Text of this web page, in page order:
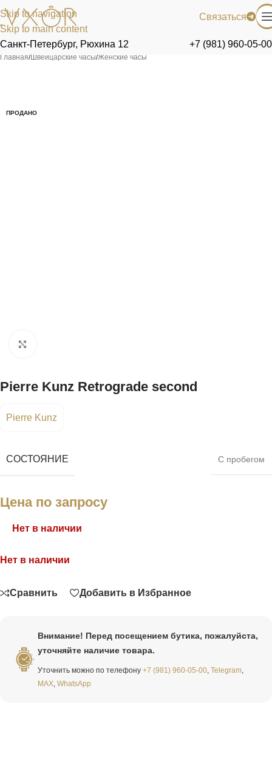
Skip to navigation
Skip to main content
Связаться
Санкт-Петербург, Рюхина 12 +7 (981) 960-05-00
Главная/Швейцарские часы/Женские часы
ПРОДАНО
Pierre Kunz Retrograde second
Pierre Kunz
СОСТОЯНИЕ С пробегом
Цена по запросу
Нет в наличии
Нет в наличии
Сравнить Добавить в Избранное
Внимание! Перед посещением бутика, пожалуйста,
уточняйте наличие товара.
Уточнить можно по телефону +7 (981) 960-05-00 Telegram
MAX WhatsApp